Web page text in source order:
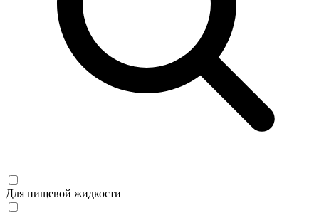
Для пищевой жидкости